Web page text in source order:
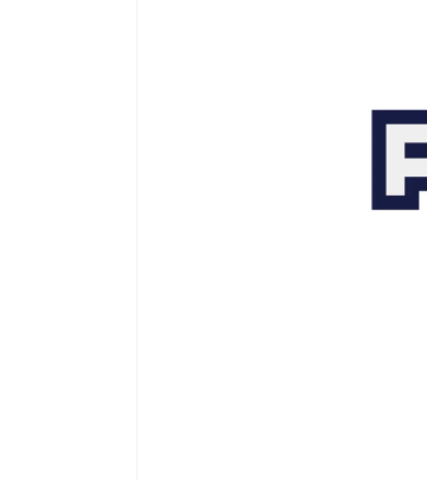
トリー
す。加
など細
デバイ
り、設
てはい